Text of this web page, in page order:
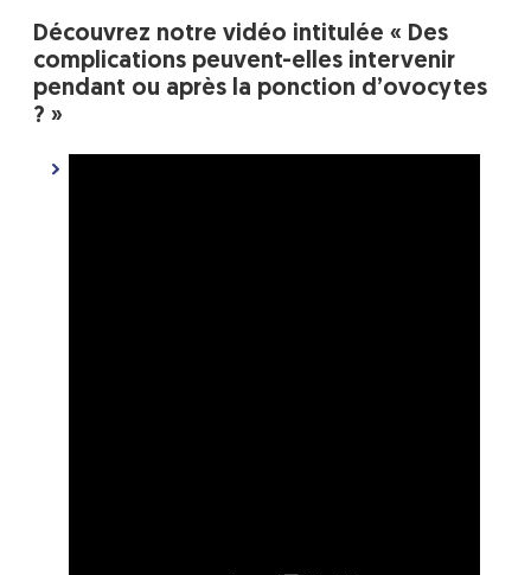
Découvrez notre vidéo intitulée « Des
complications peuvent-elles intervenir
pendant ou après la ponction d’ovocytes
? »